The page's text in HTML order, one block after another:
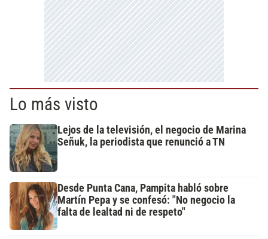
Lo más visto
Lejos de la televisión, el negocio de Marina
Señuk, la periodista que renunció a TN
Desde Punta Cana, Pampita habló sobre
Martín Pepa y se confesó: "No negocio la
falta de lealtad ni de respeto"